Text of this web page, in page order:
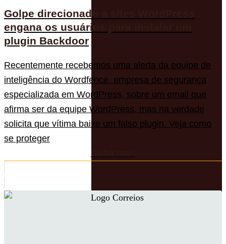
Golpe direcionado a sites WordPress
engana os usuários para instalar um
plugin Backdoor
Recentemente recebemos uma alerta da equipe de
inteligência do Wordfence, empresa de segurança
especializada em WordPress, sobre um email que
afirma ser da equipe WordPress, mas na verdade
solicita que vítima baixe um falso plugin. Veja como
se proteger